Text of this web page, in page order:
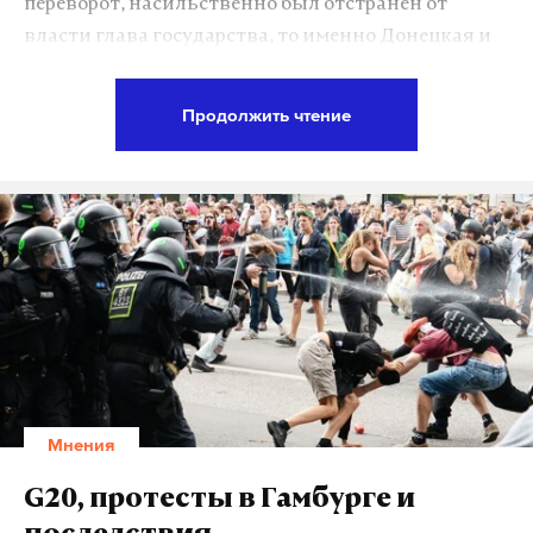
Макс Telegram
Дзен VK
переворот, насильственно был отстранен от
власти глава государства, то именно Донецкая и
зрения являлись единственным легитимным
преемником прежнего руководства страны.
Собственно, нечто похожее могло случиться в
Харькове в феврале 2014 года, когда собравшиеся
на свой съезд представители Партии регионов
попытались объявить о формировании
параллельной структуры власти в противовес
Майдану, который к тому моменту взял под свой
контроль Киев и основные государственные
институты в столице. Однако нежелание мэра
Продолжить чтение
Мнения
G20, протесты в Гамбурге и